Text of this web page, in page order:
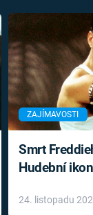
ZAJÍMAVOSTI
Smrt
Hudební
léky
24. listopadu